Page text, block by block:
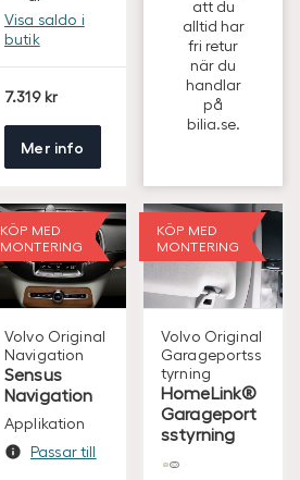
Visa saldo i
butik
7.319 S
Mer info
att du
alltid har
fri retur
när du
handlar
på
bilia.se.
KÖP MED
MONTERING
Volvo Original
Navigation
Sensus
Navigation
Applikation
Passar till
KÖP MED
MONTERING
Volvo Original
Garageportss
tyrning
HomeLink®
Garageport
sstyrning